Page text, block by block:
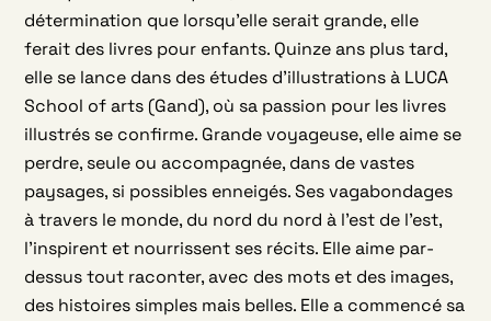
détermination que lorsqu’elle serait grande, elle
ferait des livres pour enfants. Quinze ans plus tard,
elle se lance dans des études d’illustrations à LUCA
School of arts (Gand), où sa passion pour les livres
illustrés se confirme. Grande voyageuse, elle aime se
perdre, seule ou accompagnée, dans de vastes
paysages, si possibles enneigés. Ses vagabondages
à travers le monde, du nord du nord à l’est de l’est,
l’inspirent et nourrissent ses récits. Elle aime par-
dessus tout raconter, avec des mots et des images,
des histoires simples mais belles. Elle a commencé sa